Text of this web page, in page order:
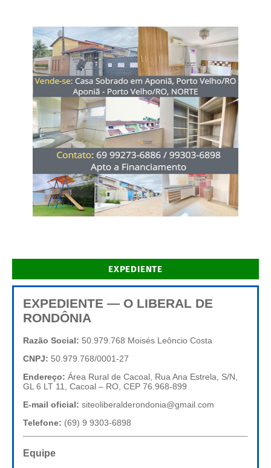
EXPEDIENTE
EXPEDIENTE — O LIBERAL DE
RONDÔNIA
Razão Social: 50.979.768 Moisés Leôncio Costa
CNPJ: 50.979.768/0001-27
Endereço: Área Rural de Cacoal, Rua Ana Estrela, S/N,
GL 6 LT 11, Cacoal – RO, CEP 76.968-899
E-mail oficial: siteoliberalderondonia@gmail.com
Telefone: (69) 9 9303-6898
Equipe